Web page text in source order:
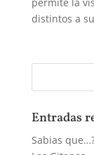
distintos a
Entradas
Sabias